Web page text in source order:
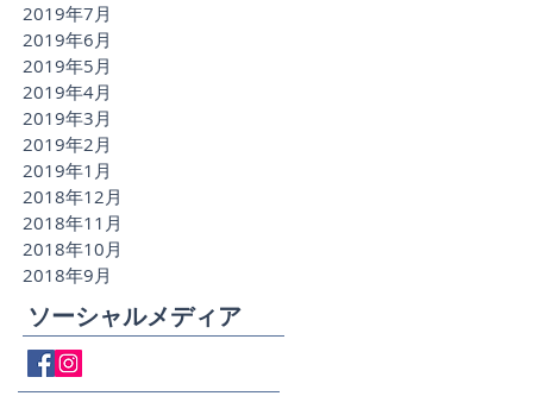
2019年7月
2019年6月
2019年5月
2019年4月
2019年3月
2019年2月
2019年1月
2018年12月
2018年11月
2018年10月
2018年9月
ソーシャルメディア